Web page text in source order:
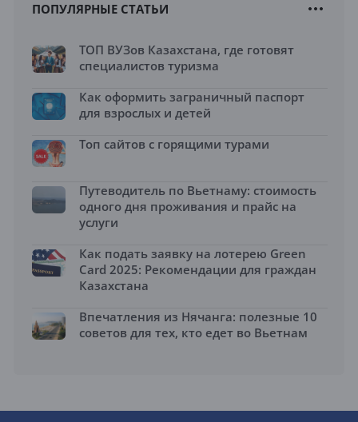
ПОПУЛЯРНЫЕ СТАТЬИ
ТОП ВУЗов Казахстана, где готовят
специалистов туризма
Как оформить заграничный паспорт
для взрослых и детей
Топ сайтов с горящими турами
Путеводитель по Вьетнаму: стоимость
одного дня проживания и прайс на
услуги
Как подать заявку на лотерею Green
Card 2025: Рекомендации для граждан
Казахстана
Впечатления из Нячанга: полезные 10
советов для тех, кто едет во Вьетнам